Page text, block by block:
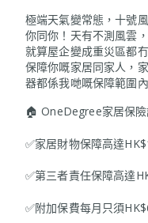
極端天氣變常態，十號
你同你！天有不測風雲
就算屋企變成重災區都
保障你嘅家居同家人，
器都係我哋嘅保障範圍內
🏠 OneDegree家居保
✅家居財物保障高達
✅第三者責任保障高達
✅附加保費每月只須